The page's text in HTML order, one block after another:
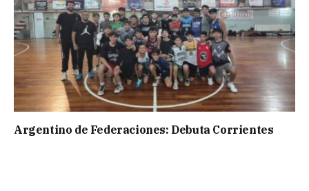
Argentino de Federaciones: Debuta Corrientes